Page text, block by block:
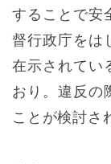
することで安
督行政庁をは
在示されてい
おり。違反の
ことが検討さ